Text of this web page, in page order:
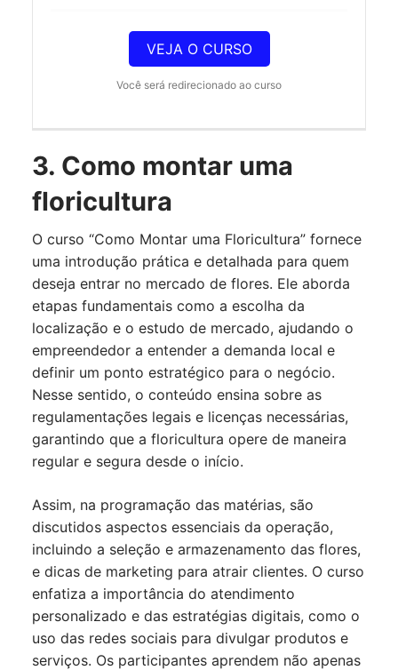
VEJA O CURSO
Você será redirecionado ao curso
3. Como montar uma
floricultura
O curso “Como Montar uma Floricultura” fornece
uma introdução prática e detalhada para quem
deseja entrar no mercado de flores. Ele aborda
etapas fundamentais como a escolha da
localização e o estudo de mercado, ajudando o
empreendedor a entender a demanda local e
definir um ponto estratégico para o negócio.
Nesse sentido, o conteúdo ensina sobre as
regulamentações legais e licenças necessárias,
garantindo que a floricultura opere de maneira
regular e segura desde o início.
Assim, na programação das matérias, são
discutidos aspectos essenciais da operação,
incluindo a seleção e armazenamento das flores,
e dicas de marketing para atrair clientes. O curso
enfatiza a importância do atendimento
personalizado e das estratégias digitais, como o
uso das redes sociais para divulgar produtos e
serviços. Os participantes aprendem não apenas